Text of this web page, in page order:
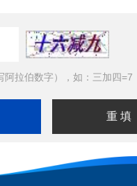
阿拉伯数字），如：三加四=7